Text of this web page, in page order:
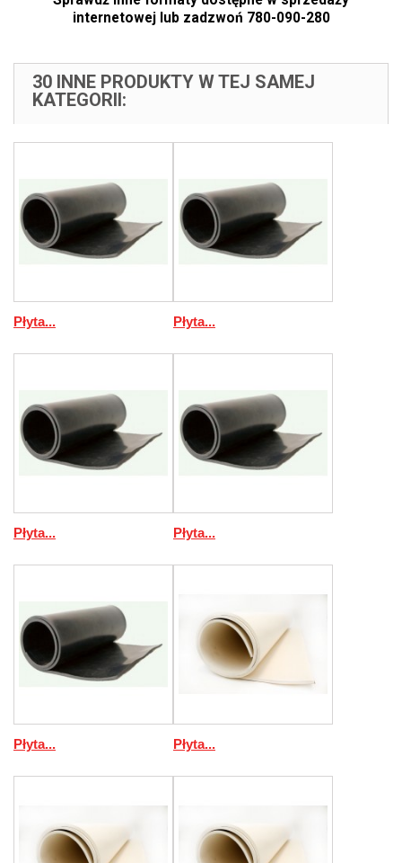
internetowej lub zadzwoń 780-090-280
30 INNE PRODUKTY W TEJ SAMEJ
KATEGORII:
Płyta... Płyta...
Płyta... Płyta...
Płyta... Płyta...